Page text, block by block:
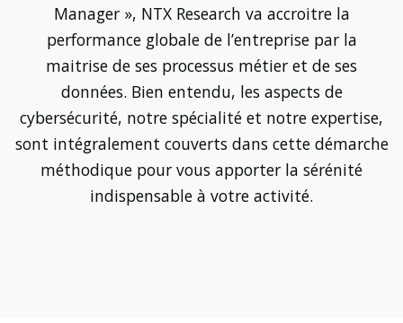
Manager », NTX Research va accroitre la
performance globale de l’entreprise par la
maitrise de ses processus métier et de ses
données. Bien entendu, les aspects de
cybersécurité, notre spécialité et notre expertise,
sont intégralement couverts dans cette démarche
méthodique pour vous apporter la sérénité
indispensable à votre activité.